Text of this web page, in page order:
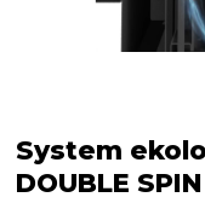
System
DOUBLE SPIN